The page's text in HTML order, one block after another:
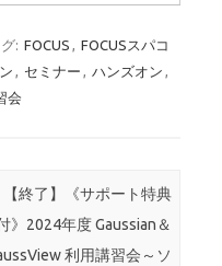
: FOCUS , FOCUSスパコ
, セミナー , ハンズオン ,
会
【終了】《サポート特典
》2024年度 Gaussian＆
利用講習会～ソ